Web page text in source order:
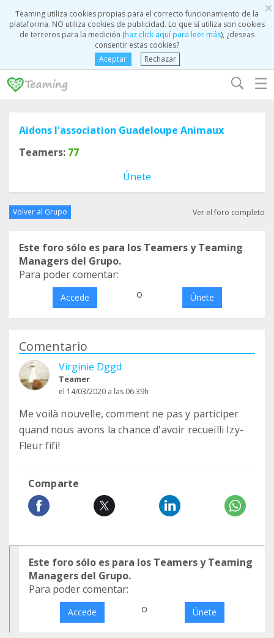
×
Teaming utiliza cookies propias para el correcto funcionamiento de la
plataforma. NO utiliza cookies de publicidad. Lo que sí utiliza son cookies
de terceros para la medición (haz click aquí para leer más), ¿deseas
consentir estas cookies?
Aceptar
Rechazar
☰
Aidons l'association Guadeloupe Animaux
Teamers: 77
Únete
Volver al Grupo Ver el foro completo
Este foro sólo es para los Teamers y Teaming
Managers del Grupo.
Para poder comentar:
Accede o Únete
Comentario
Virginie Dggd
Teamer
el 14/03/2020 a las 06:39h
Me voilà nouvelle, comment ne pas y participer
quand nous avons la chance d'avoir recueilli Izy-
Fleur fifi!
Comparte
Este foro sólo es para los Teamers y Teaming
Managers del Grupo.
Para poder comentar:
Accede o Únete